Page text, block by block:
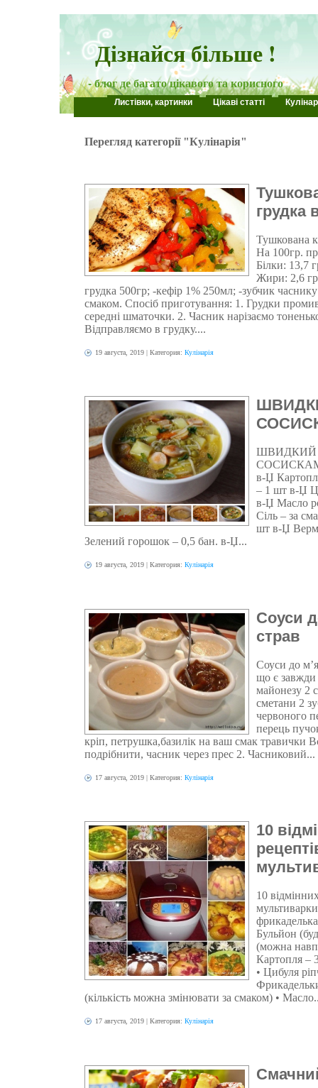
Дізнайся більше !
- блог де багато цікавого та корисного
Листівки, картинки Цікаві статті
Перегляд категорії "Кулінарія"
грудка
Тушкована
На 100гр.
Білки: 13,7
Жири: 2,6
грудка 500гр; -кефір 1% 250мл; -зубчик
смаком. Спосіб приготування: 1. Грудки
середні шматочки. 2. Часник нарізаємо
Відправляємо в грудку....
19 августа, 2019 | Категория:Кулінарія
ШВИДКИЙ
в-Џ
– 1 шт в-Џ
в-Џ Масло
Сіль – за
шт в-Џ
Зелений горошок – 0,5 бан. в-Џ...
19 августа, 2019 | Категория:Кулінарія
Соуси
страв
Соуси до
що є завжди
майонезу 2
сметани 2
червоного
перець
кріп, петрушка,базилік на ваш смак травички
подрібнити, часник через прес 2. Часниковий...
17 августа, 2019 | Категория:Кулінарія
10
10
Бульйон
(можна
Картопля –
• Цибуля
(кількість можна змінювати за смаком) •
17 августа, 2019 | Категория:Кулінарія